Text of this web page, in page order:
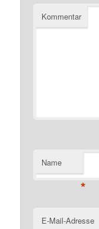
Kommentar
Name
*
E-Mail-Adresse